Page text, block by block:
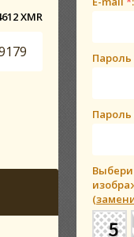
XMR
Пароль
Пароль
(